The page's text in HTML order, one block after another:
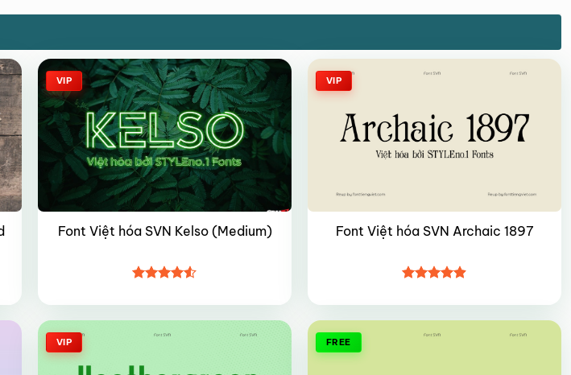
VIP
Font Việt hóa SVN Kelso (Medium)
hạng4.5
VIP
Font Việt hóa SVN Archaic 1897
hạng4.95
VIP FREE